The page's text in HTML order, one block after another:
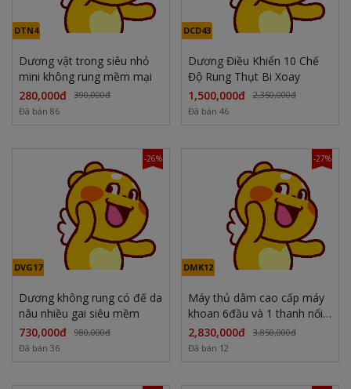
DTN4
Dương vật trong siêu nhỏ
mini không rung mềm mại
280,000đ
390,000đ
Đã bán 86
DCD43
Dương Điều Khiển 10 Chế
Độ Rung Thụt Bi Xoay
1,500,000đ
2,350,000đ
Đã bán 46
-26%
DVG17
Dương không rung có đế da
nâu nhiều gai siêu mềm
730,000đ
980,000đ
Đã bán 36
-27%
DMK12
Máy thủ dâm cao cấp máy
khoan 6đầu và 1 thanh nối
siêu mạnh
2,830,000đ
3,850,000đ
Đã bán 12